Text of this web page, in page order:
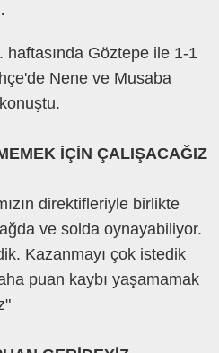
Göztepe ile 1-1
Nene ve Musaba
İÇİN ÇALIŞACAĞIZ
direktifleriyle birlikte
ve solda oynayabiliyor.
Kazanmayı çok istedik
puan kaybı yaşamamak